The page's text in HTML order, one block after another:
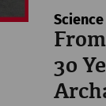
Science
30